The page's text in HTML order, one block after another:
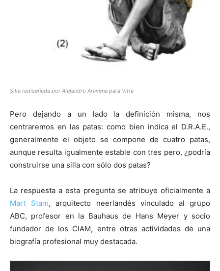
Silla rediseñada por Alejandro Aravena para Vitra
Pero dejando a un lado la definición misma, nos
centraremos en las patas: como bien indica el D.R.A.E.,
generalmente el objeto se compone de cuatro patas,
aunque resulta igualmente estable con tres pero, ¿podría
construirse una silla con sólo dos patas?
La respuesta a esta pregunta se atribuye oficialmente a
Mart Stam, arquitecto neerlandés vinculado al grupo
ABC, profesor en la Bauhaus de Hans Meyer y socio
fundador de los CIAM, entre otras actividades de una
biografía profesional muy destacada.